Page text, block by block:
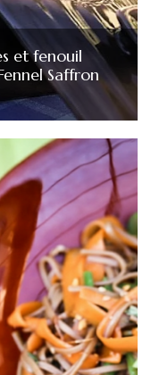
et fenouil
Saffron